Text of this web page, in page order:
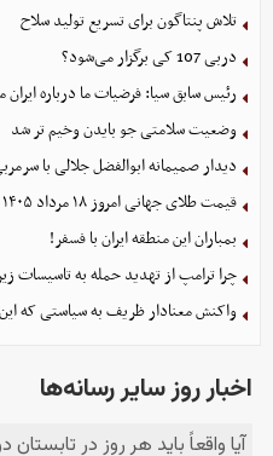
تلاش پنتاگون برای تسریع تولید سلاح
دربی 107 کی برگزار می‌شود؟
رئیس سابق سیا: فرضیات ما درباره
وضعیت سلامتی جو بایدن وخیم تر شد
دیدار صمیمانه ابوالفضل جلالی با
قیمت طلای جهانی امروز ۱۸ مرداد ۱۴۰۵
بمباران این منطقه ایران با فسفر!
چرا ترامپ از تهدید حمله به تاسیسات
واکنش معنادار ظریف به سیاستی که